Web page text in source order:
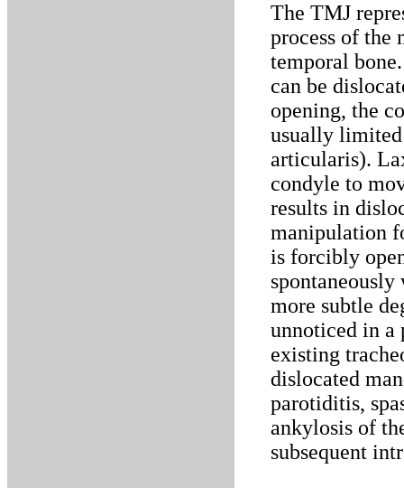
The TMJ
process of the
temporal
can be
opening, the
usually
articularis).
condyle to
results in
manipulation
is forcibly
more subtle
unnoticed in a
existing
dislocated
parotiditis,
ankylosis of
subsequent